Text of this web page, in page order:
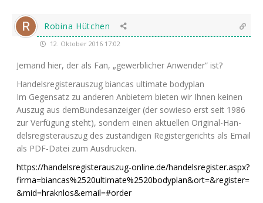
Robina Hütchen
12. Oktober 2016 17:02
Jemand hier, der als Fan, „gewerb­li­cher Anwen­der” ist?
Han­dels­re­gis­ter­aus­zug bian­cas ulti­ma­te bodyplan
Im Gegen­satz zu ande­ren Anbie­tern bie­ten wir Ihnen kei­nen
Aus­zug aus dem­Bun­des­an­zei­ger (der sowie­so erst seit 1986
zur Ver­fü­gung steht), son­dern einen aktu­el­len Ori­gi­nal-Han­
dels­re­gis­ter­aus­zug des zustän­di­gen Regis­ter­ge­richts als Email
als PDF-Datei zum Ausdrucken.
https://handelsregisterauszug-online.de/handelsregister.aspx?
firma=biancas%2520ultimate%2520bodyplan&ort=&register=
&mid=hraknlos&email=#order